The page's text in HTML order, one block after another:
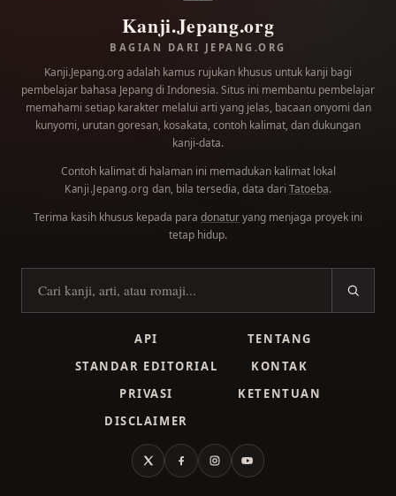
Kanji.Jepang.org
BAGIAN DARI JEPANG.ORG
Kanji.Jepang.org adalah kamus rujukan khusus untuk kanji bagi
pembelajar bahasa Jepang di Indonesia. Situs ini membantu pembelajar
memahami setiap karakter melalui arti yang jelas, bacaan onyomi dan
kunyomi, urutan goresan, kosakata, contoh kalimat, dan dukungan
kanji-data.
Contoh kalimat di halaman ini memadukan kalimat lokal
Kanji.Jepang.org dan, bila tersedia, data dari Tatoeba.
Terima kasih khusus kepada para donaturyang menjaga proyek ini
tetap hidup.
Cari kanji
API
TENTANG
STANDAR EDITORIAL
KONTAK
PRIVASI
KETENTUAN
DISCLAIMER
X FacebookInstagramYouTube